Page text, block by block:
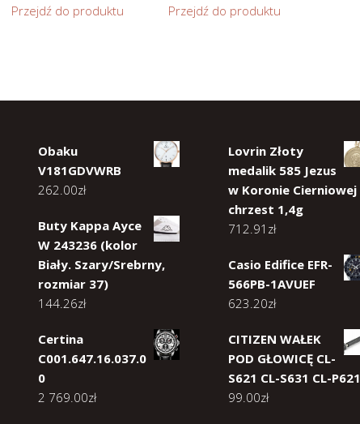
Przejdź do produktu Przejdź do produktu
Obaku
V181GDVWRB
262.00zł
Buty Kappa Ayce
W 243236 (kolor
Biały. Szary/Srebrny,
rozmiar 37)
144.26zł
Certina
C001.647.16.037.0
0
2 769.00zł
Lovrin Złoty
medalik 585 Jezus
w Koronie Cierniowej
chrzest 1,4g
712.91 zł
Casio Edifice EFR-
566PB-1AVUEF
623.20zł
CITIZEN WAŁEK
POD GŁOWICĘ CL-
S621 CL-S631 CL-P621
99.00zł